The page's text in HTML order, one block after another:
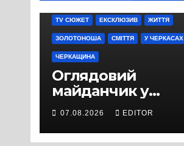
TV СЮЖЕТ ЕКСКЛЮЗИВ ЖИТТЯ
ЗОЛОТОНОША СМІТТЯ У ЧЕРКАСАХ
ЧЕРКАЩИНА
Оглядовий
майданчик у
Панському біля
Черкас
перетворився на
07.08.2026 EDITOR